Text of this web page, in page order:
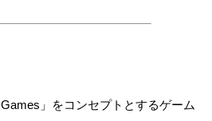
」をコンセプトとするゲーム